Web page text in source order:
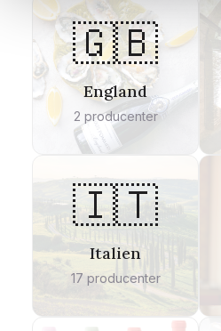
🇬🇧
England
2 producenter
🇮🇹
Italien
17 producenter